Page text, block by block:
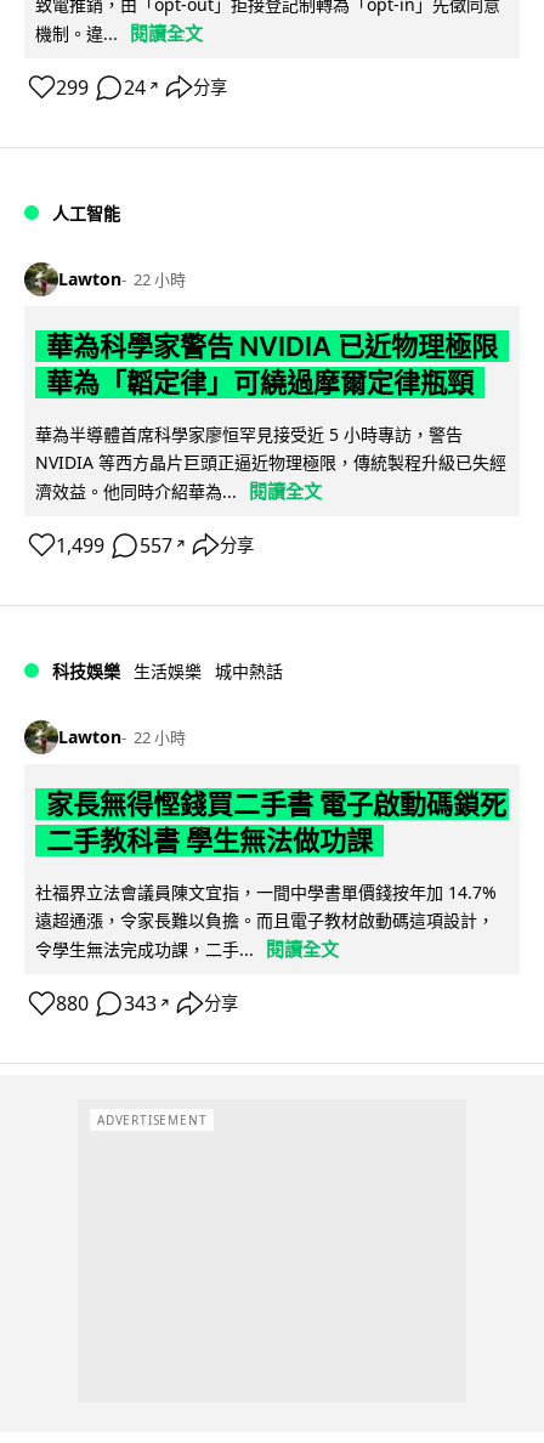
機制。違...
閱讀全文
299 24 ↗ 分享
人工智能
Lawton 22 小時
華為科學家警告 NVIDIA 已近物理極限
華為「韜定律」可繞過摩爾定律瓶頸
華為半導體首席科學家廖恒罕見接受近 5 小時專訪，警告
NVIDIA 等西方晶片巨頭正逼近物理極限，傳統製程升級已失經
濟效益。他同時介紹華為...
閱讀全文
1,499 557 ↗ 分享
科技娛樂 生活娛樂 城中熱話
Lawton 22 小時
家長無得慳錢買二手書 電子啟動碼鎖死
二手教科書 學生無法做功課
社福界立法會議員陳文宜指，一間中學書單價錢按年加 14.7%
遠超通漲，令家長難以負擔。而且電子教材啟動碼這項設計，
令學生無法完成功課，二手...
閱讀全文
880 343 ↗ 分享
ADVERTISEMENT